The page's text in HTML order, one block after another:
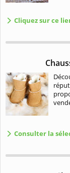
Cliquez sur ce
Consulter la